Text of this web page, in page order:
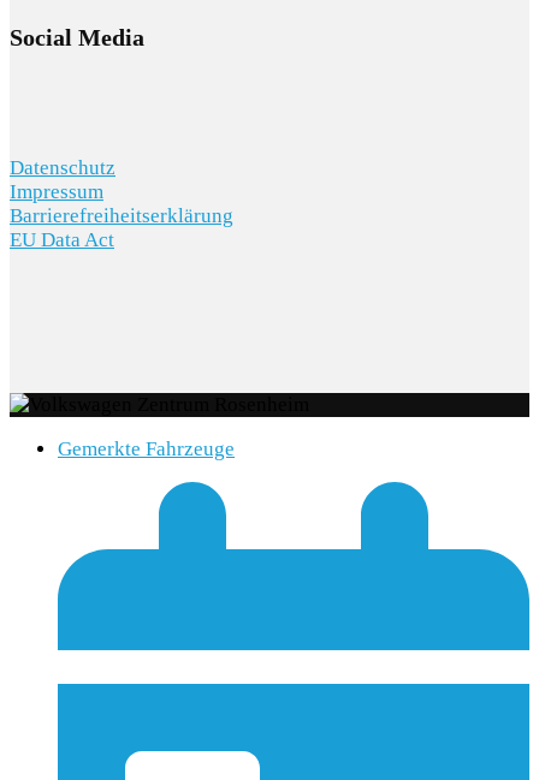
Social Media
Datenschutz
Impressum
Barrierefreiheitserklärung
EU Data Act
Gemerkte Fahrzeuge